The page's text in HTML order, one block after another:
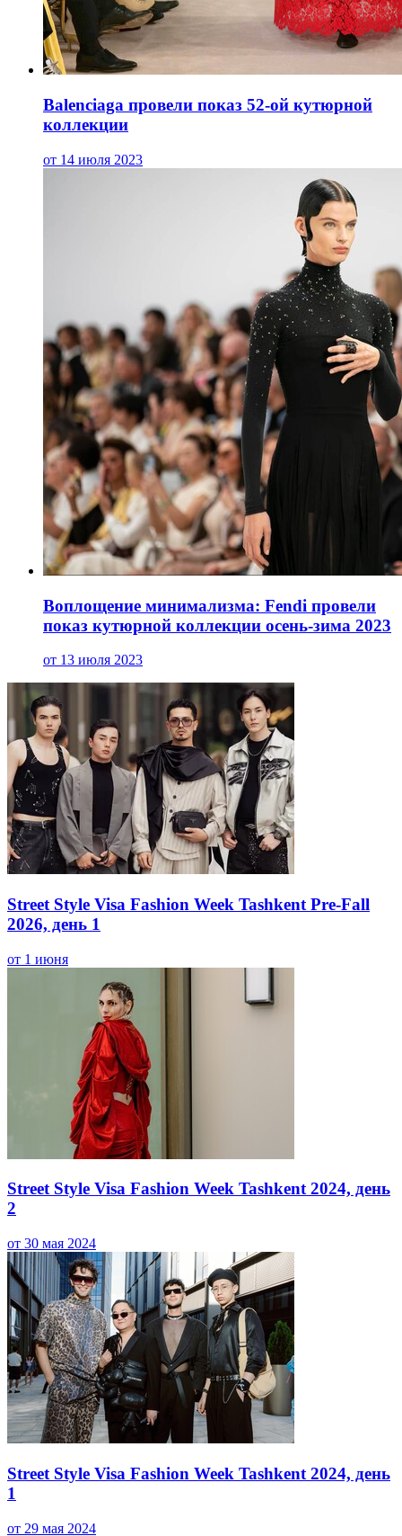
Balenciaga провели показ 52-ой кутюрной
коллекции
от 14 июля 2023
Воплощение минимализма: Fendi провели
показ кутюрной коллекции осень-зима 2023
от 13 июля 2023
Street Style Visa Fashion Week Tashkent Pre-Fall
2026, день 1
от 1 июня
Street Style Visa Fashion Week Tashkent 2024, день
2
от 30 мая 2024
Street Style Visa Fashion Week Tashkent 2024, день
1
от 29 мая 2024